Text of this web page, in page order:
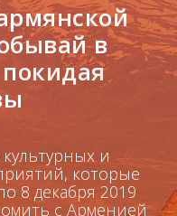
в
и
которые
8 декабря 2019
с Арменией